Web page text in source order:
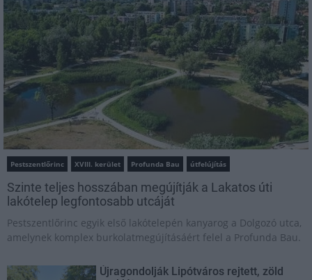
Pestszentlőrinc XVIII. kerület Profunda Bau útfelújítás
Szinte teljes hosszában megújítják a Lakatos úti
lakótelep legfontosabb utcáját
Pestszentlőrinc egyik első lakótelepén kanyarog a Dolgozó utca,
amelynek komplex burkolatmegújításáért felel a Profunda Bau.
Újragondolják Lipótváros rejtett, zöld